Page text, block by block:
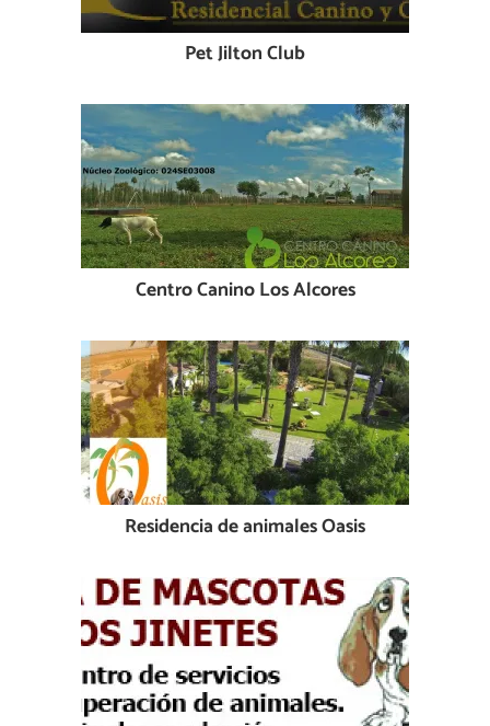
Pet Jilton Club
Centro Canino Los Alcores
Residencia de animales Oasis